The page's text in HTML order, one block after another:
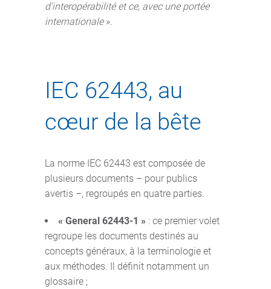
d'interopérabilité et ce, avec une portée
internationale».
IEC 62443, au
cœur de la bête
La norme IEC 62443 est composée de
plusieurs documents – pour publics
avertis –, regroupés en quatre parties.
« General 62443-1 » : ce premier volet
regroupe les documents destinés au
concepts généraux, à la terminologie et
aux méthodes. Il définit notamment un
glossaire ;